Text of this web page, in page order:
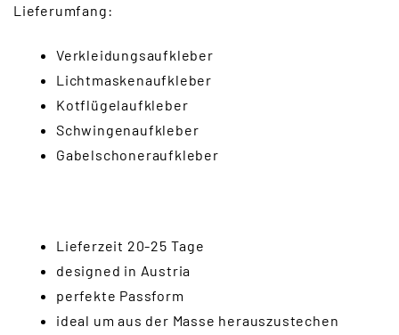
Lieferumfang:
Verkleidungsaufkleber
Lichtmaskenaufkleber
Kotflügelaufkleber
Schwingenaufkleber
Gabelschoneraufkleber
Lieferzeit 20-25 Tage
designed in Austria
perfekte Passform
ideal um aus der Masse herauszustechen